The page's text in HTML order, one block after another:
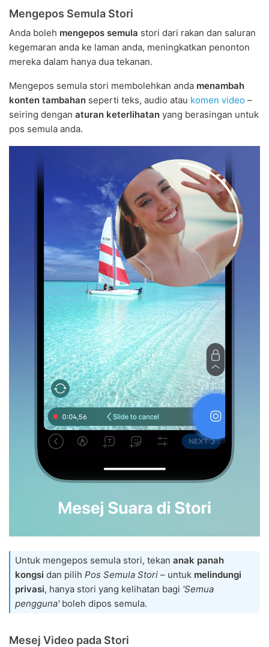
Mengepos Semula Stori
Anda boleh mengepos semula stori dari rakan dan saluran
kegemaran anda ke laman anda, meningkatkan penonton
mereka dalam hanya dua tekanan.
Mengepos semula stori membolehkan anda menambah
konten tambahan seperti teks, audio atau komen video –
seiring dengan aturan keterlihatan yang berasingan untuk
pos semula anda.
Untuk mengepos semula stori, tekan anak panah
kongsi dan pilih Pos Semula Stori – untuk melindungi
privasi, hanya stori yang kelihatan bagi 'Semua
pengguna'boleh dipos semula.
Mesej Video pada Stori